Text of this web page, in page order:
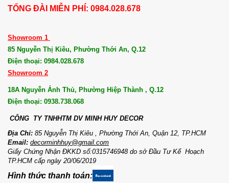
TỔNG ĐÀI MIỄN PHÍ: 0984.028.678
Showroom 1
85 Nguyễn Thị Kiêu, Phường Thới An, Q.12
Điện thoại: 0984.028.678
Showroom 2
18A Nguyễn Ảnh Thủ, Phường Hiệp Thành , Q.12
Điện thoại: 0938.738.068
CÔNG TY TNHHTM DV MINH HUY DECOR
Địa Chỉ: 85 Nguyễn Thị Kiêu , Phường Thới An, Quận 12, TP.HCM
Email: decorminhhuy@gmail.com
Giấy Chứng Nhận ĐKKD số:0315746948 do sở Đầu Tư Kế Hoạch
TP.HCM cấp ngày 20/06/2019
Hình thức thanh toán: